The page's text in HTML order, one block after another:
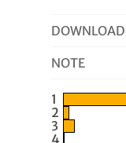
NOTE
1
2
3
4